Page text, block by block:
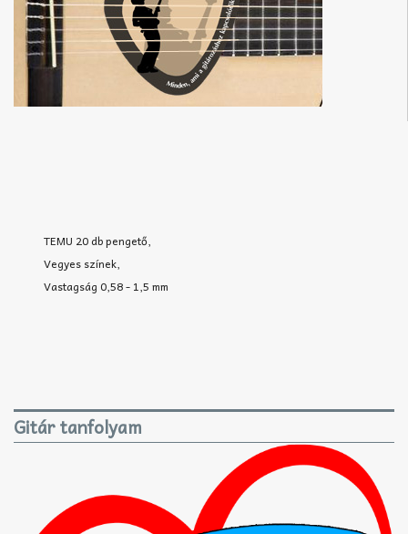
TEMU 20 db pengető,
Vegyes színek,
Vastagság 0,58 - 1,5 mm
Gitár tanfolyam